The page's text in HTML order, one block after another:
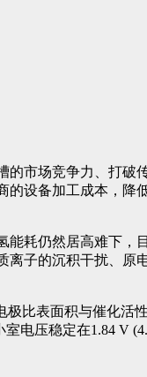
市场竞争力、打
设备加工成本，
耗仍然居高难下
子的沉积干扰、
比表面积与催化活
电压稳定在1.84 V